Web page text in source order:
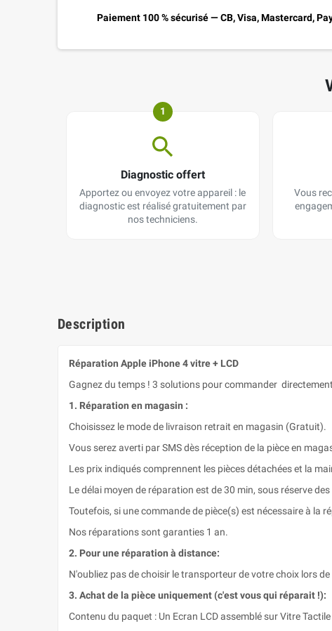
Paiement 100 % sécurisé — CB, Visa, Mastercard,
1
Diagnostic offert
Apportez ou envoyez votre appareil : le
diagnostic est réalisé gratuitement par
nos techniciens.
Vous
Description
Réparation Apple iPhone 4 vitre + LCD
Gagnez du temps ! 3 solutions pour commander
1. Réparation en magasin :
Choisissez le mode de livraison retrait en magasin (Gratuit).
Vous serez averti par SMS dès réception de la pièce en
Les prix indiqués comprennent les pièces détachées et la
Le délai moyen de réparation est de 30 min, sous réserve des
Toutefois, si une commande de pièce(s) est nécessaire à la
Nos réparations sont garanties 1 an.
2. Pour une réparation à distance:
N'oubliez pas de choisir le transporteur de votre choix lors
3. Achat de la pièce uniquement (c'est vous qui réparait !):
Contenu du paquet : Un Ecran LCD assemblé sur Vitre